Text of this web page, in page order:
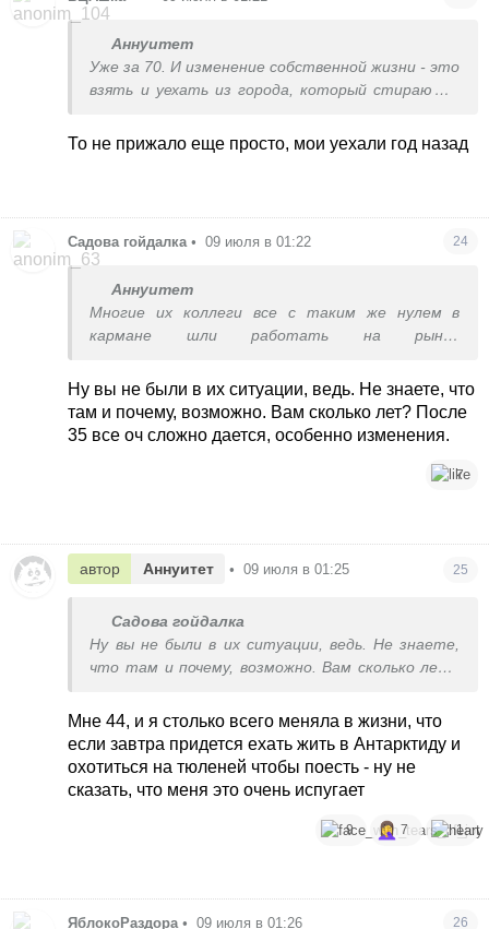
Аннуитет
Уже за 70. И изменение собственной жизни - это
взять и уехать из города, который стирают с
Невозможно, потому что они не знают, как это
То не прижало еще просто, мои уехали год назад
Садова гойдалка • 09 июля в 01:22 24
Аннуитет
Многие их коллеги все с таким же нулем в
кармане шли работать на рынок
бухгалтерские курсы и устраивались работать
в открывающиеся фирмы. Кто-то уезжал
вообще, эмигрировал. А мои сидели на своих
рабочих местах, где зарплату по полгода не
платили. И даже подумать не могли, что можно
Ну вы не были в их ситуации, ведь. Не знаете, что
там и почему, возможно. Вам сколько лет? После
35 все оч сложно дается, особенно изменения.
7
автор Аннуитет • 09 июля в 01:25 25
Садова гойдалка
Ну вы не были в их ситуации, ведь. Не знаете,
что там и почему, возможно. Вам сколько лет?
изменения.
Мне 44, и я столько всего меняла в жизни, что
если завтра придется ехать жить в Антарктиду и
охотиться на тюленей чтобы поесть - ну не
сказать, что меня это очень испугает
9 7 1
ЯблокоРаздора • 09 июля в 01:26 26